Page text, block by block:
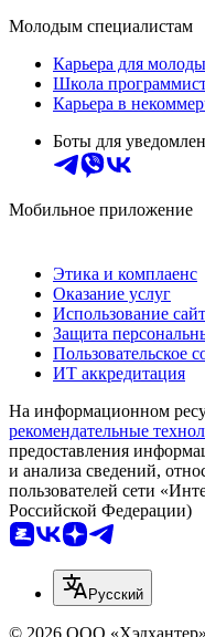
Молодым специалистам
Карьера для
Школа
Карьера в
Боты для
Мобильное приложение
Этика и комплаенс
Оказание услуг
Использование
Защита
Пользовательское
ИТ аккредитация
На информационном
рекомендательные
предоставления
и анализа сведений,
пользователей сети
Российской Федерации)
Русский